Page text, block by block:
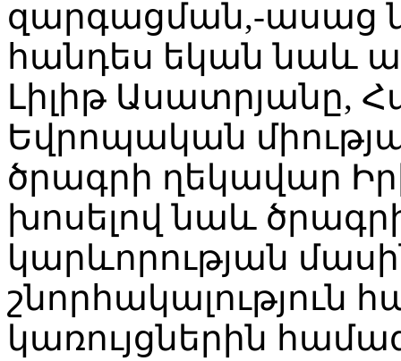
զարգացման,-ասաց
հանդես եկան նաև
Լիլիթ Ասատրյանը,
Եվրոպական
ծրագրի ղեկավար
խոսելով նաև
կարևորության
շնորհակալություն
կառույցներին